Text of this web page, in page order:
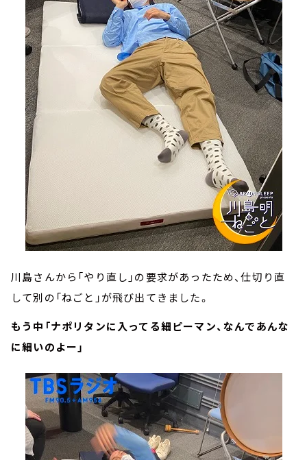
川島さんから「やり直し」の要求があったため、仕切り直
して別の「ねごと」が飛び出てきました。
もう中「ナポリタンに入ってる細ピーマン、なんであんな
に細いのよー」